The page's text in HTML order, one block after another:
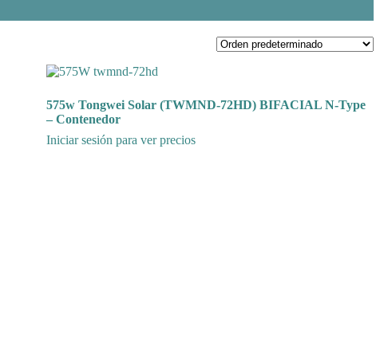
575w Tongwei Solar (TWMND-72HD) BIFACIAL N-Type
– Contenedor
Iniciar sesión para ver precios